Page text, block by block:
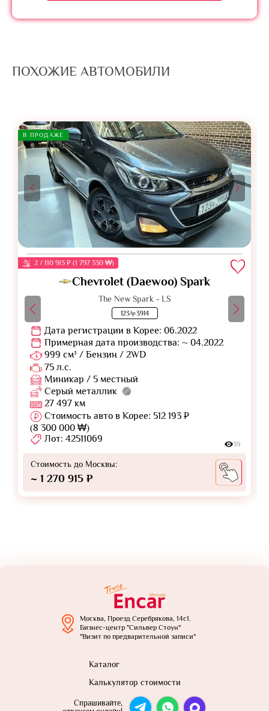
ПОХОЖИЕ АВТОМОБИЛИ
В ПРОДАЖЕ
2 / 110 913 ₽ (1 797 330 ₩)
Chevrolet (Daewoo) Spark
The New Spark - LS
123누3914
Дата регистрации в Корее: 06.2022
Примерная дата производства: ~ 04.2022
999 см³ / Бензин / 2WD
75 л.с.
Миникар / 5 местный
Серый металлик
27 497 км
Стоимость авто в Корее: 512 193 ₽
(8 300 000 ₩)
Лот: 42511069
39
Стоимость до Москвы:
~ 1 270 915 ₽
Москва, Проезд Серебрякова, 14с1.
Бизнес-центр "Сильвер Стоун"
"Визит по предварительной записи"
Каталог
Калькулятор стоимости
Спрашивайте,